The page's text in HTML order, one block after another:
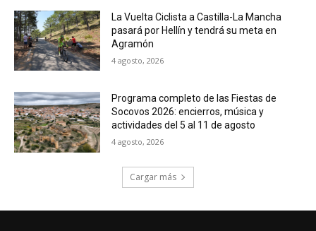
La Vuelta Ciclista a Castilla-La Mancha
pasará por Hellín y tendrá su meta en
Agramón
4 agosto, 2026
Programa completo de las Fiestas de
Socovos 2026: encierros, música y
actividades del 5 al 11 de agosto
4 agosto, 2026
Cargar más